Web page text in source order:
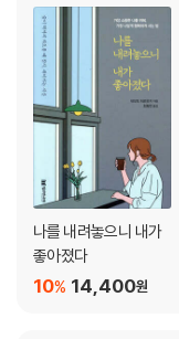
Day 4 라이프워크를 구
나는 어떤 유형인지 파악
천직과 적직의 조화를 찾
라이프워크 스토리를 그
행동 지침을 만들어라
[나다움 발굴 프로젝트 4]
설레는 만큼 두려울 수
인생의 극적인 변화를
나를 내려놓으니 내가
좋아졌다
14,400원
10%